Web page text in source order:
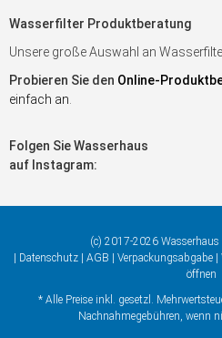
Wasserfilter Produktberatung
Unsere große Auswahl an
Probieren Sie den Online-
einfach an.
Folgen Sie Wasserhaus
auf Instagram:
(c) 2017-2026 Wasserhaus
Datenschutz AGB Verpackungsabgabe
öffnen
* Alle Preise inkl. gesetzl.
Nachnahmegebühren, wenn